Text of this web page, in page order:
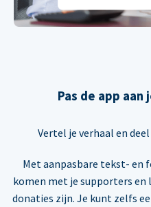
Pas de app
Vertel je verhaal en
Met aanpasbare tekst- en
komen met je supporters
donaties zijn. Je kunt zelfs